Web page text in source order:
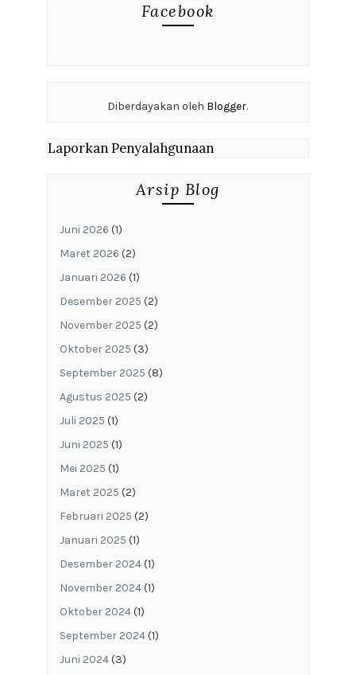
Facebook
Diberdayakan oleh Blogger.
Laporkan Penyalahgunaan
Arsip Blog
Juni 2026 (1)
Maret 2026 (2)
Januari 2026 (1)
Desember 2025 (2)
November 2025 (2)
Oktober 2025 (3)
September 2025 (8)
Agustus 2025 (2)
Juli 2025 (1)
Juni 2025 (1)
Mei 2025 (1)
Maret 2025 (2)
Februari 2025 (2)
Januari 2025 (1)
Desember 2024(1)
November 2024(1)
Oktober 2024(1)
September 2024(1)
Juni 2024(3)